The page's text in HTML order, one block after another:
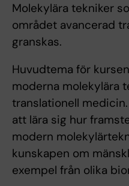
Molekylära tekniker
området avancerad
granskas.
Huvudtema för
moderna molekylära
translationell
att lära sig hur
modern
kunskapen om
exempel från olika